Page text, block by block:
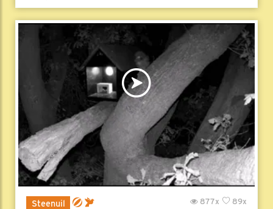
Steenuil 89x
877x